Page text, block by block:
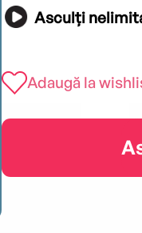
Asculți
Adaugă la